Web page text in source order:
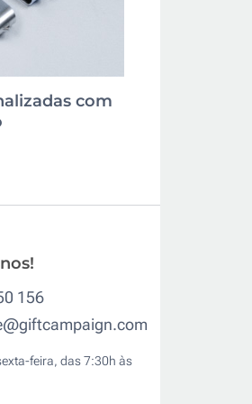
com
156
feira, das 7:30h às